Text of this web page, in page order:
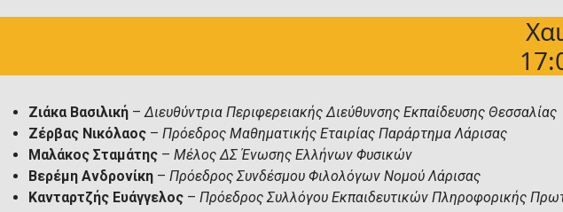
Ζιάκα Βασιλική –Διευθύντρια Περιφερειακής Διεύθυνσης Εκπαίδευσης Θεσσαλίας
Ζέρβας Νικόλαος – Πρόεδρος Μαθηματικής Εταιρίας Παράρτημα Λάρισας
Μαλάκος Σταμάτης – Μέλος ΔΣ Ένωσης Ελλήνων Φυσικών
Βερέμη Ανδρονίκη – Πρόεδρος Συνδέσμου Φιλολόγων Νομού Λάρισας
Κανταρτζής Ευάγγελος – Πρόεδρος Συλλόγου Εκπαιδευτικών Πληροφορικής